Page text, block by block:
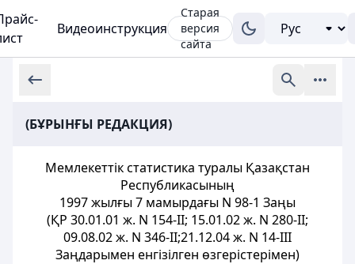
Видеоинструкция
Старая
версия
сайта
(БҰРЫНҒЫ РЕДАКЦИЯ)
Мемлекеттiк статистика туралы Қазақстан
Республикасының
1997 жылғы 7 мамырдағы N 98-1 Заңы
(ҚР 30.01.01 ж. N 154-II; 15.01.02 ж. N 280-II;
09.08.02 ж. N 346-II;21.12.04 ж. N 14-III
Заңдарымен енгізілген өзгерістерімен)